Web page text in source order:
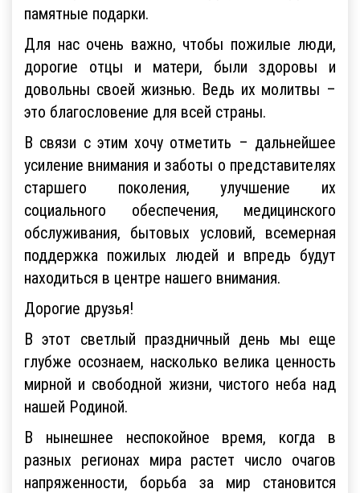
памятные подарки.
Для нас очень важно, чтобы пожилые люди,
дорогие отцы и матери, были здоровы и
довольны своей жизнью. Ведь их молитвы –
это благословение для всей страны.
В связи с этим хочу отметить – дальнейшее
усиление внимания и заботы о представителях
старшего поколения, улучшение их
социального обеспечения, медицинского
обслуживания, бытовых условий, всемерная
поддержка пожилых людей и впредь будут
находиться в центре нашего внимания.
Дорогие друзья!
В этот светлый праздничный день мы еще
глубже осознаем, насколько велика ценность
мирной и свободной жизни, чистого неба над
нашей Родиной.
В нынешнее неспокойное время, когда в
разных регионах мира растет число очагов
напряженности, борьба за мир становится